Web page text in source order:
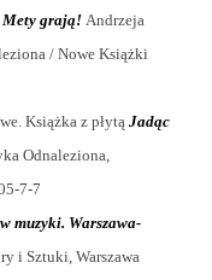
Mety grają!Andrzeja
/ Nowe Książki
Książka z płytąJadąc
Odnaleziona,
7-7
muzyki. Warszawa-
i Sztuki, Warszawa